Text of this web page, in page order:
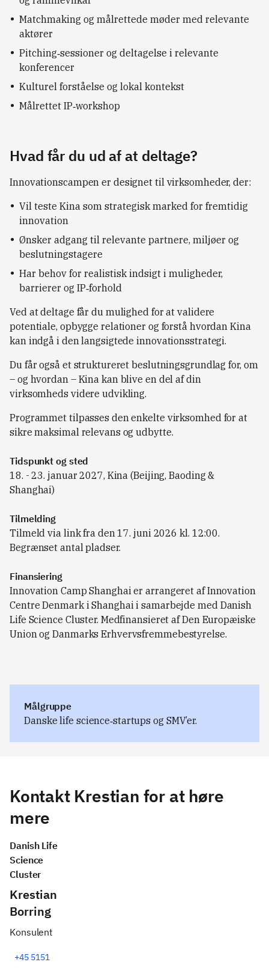
Matchmaking og målrettede møder med relevante
aktører
Pitching‑sessioner og deltagelse i relevante
konferencer
Kulturel forståelse og lokal kontekst
Målrettet IP‑workshop
Hvad får du ud af at deltage?
Innovationscampen er designet til virksomheder, der:
Vil teste Kina som strategisk marked for fremtidig
innovation
Ønsker adgang til relevante partnere, miljøer og
beslutningstagere
Har behov for realistisk indsigt i muligheder,
barrierer og IP‑forhold
Ved at deltage får du mulighed for at validere
potentiale, opbygge relationer og forstå hvordan Kina
kan indgå i den langsigtede innovationsstrategi.
Du får også et struktureret beslutningsgrundlag for, om
– og hvordan – Kina kan blive en del af din
virksomheds videre udvikling.
Programmet tilpasses den enkelte virksomhed for at
sikre maksimal relevans og udbytte.
Tidspunkt og sted
18. - 23. januar 2027, Kina (Beijing, Baoding &
Shanghai)
Tilmelding
Tilmeld via link fra den 17. juni 2026 kl. 12:00.
Begrænset antal pladser.
Finansiering
Innovation Camp Shanghai er arrangeret af Innovation
Centre Denmark i Shanghai i samarbejde med Danish
Life Science Cluster. Medfinansieret af Den Europæiske
Union og Danmarks Erhvervsfremmebestyrelse.
Målgruppe
Danske life science‑startups og SMV’er.
Kontakt Krestian for at høre
mere
Danish Life
Science
Cluster
Krestian
Borring
Konsulent
+45 5151